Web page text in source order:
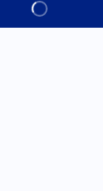
Alles zien